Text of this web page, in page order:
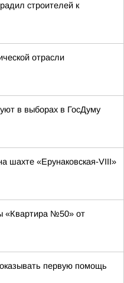
строителей к
отрасли
в выборах в ГосДуму
шахте «Ерунаковская-VIII»
«Квартира №50» от
оказывать первую помощь